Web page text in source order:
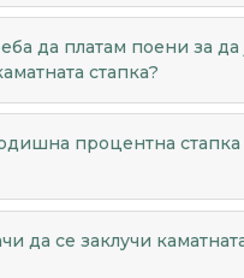
да платам поени за да
стапка?
процентна стапка
да се заклучи